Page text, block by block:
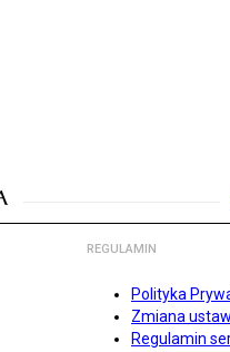
REGULAMIN
Polityka
Zmiana
Regulamin